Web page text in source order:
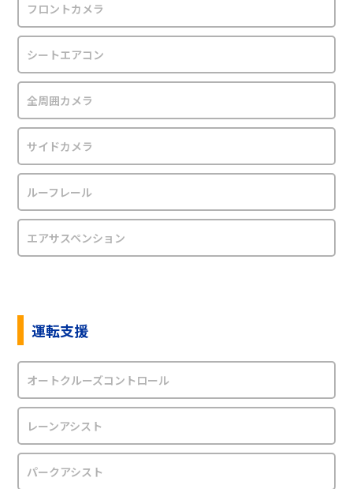
フロントカメラ
シートエアコン
全周囲カメラ
サイドカメラ
ルーフレール
エアサスペンション
運転支援
オートクルーズコントロール
レーンアシスト
パークアシスト